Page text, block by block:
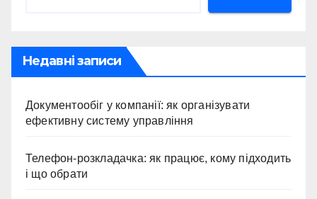
Недавні записи
Документообіг у компанії: як організувати
ефективну систему управління
Телефон-розкладачка: як працює, кому підходить
і що обрати